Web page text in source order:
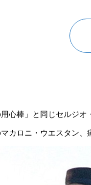
心棒」と同じセルジ
カロニ・ウエスタン、